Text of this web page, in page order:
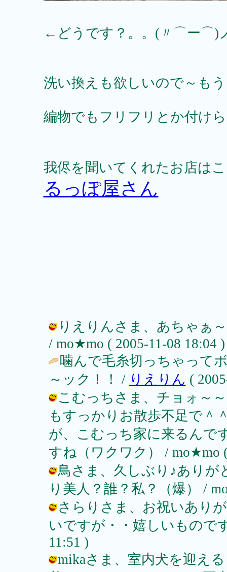
←どうです？。。(〃⌒ー⌒)
洗い換えも欲しいので～も
編物でもフリフリとか付け
我侭を聞いてくれたお店は
るっぽ屋さん
りえりんさま、あちゃぁ
/ mo★mo ( 2005-11-08 18:04 )
噛んで毛糸切っちゃって
～ック！！ / りえりん (
こむっちさま、チョォ～
もすっかりお散歩不足で＾
が、こむっち家に来るんで
すね（ワクワク） / mo★mo (
鳥さま、久しぶり♪ありが
り美人？誰？私？（爆） /
さらりさま、お祝いあり
いですが・・嬉しいもので
11:51 )
mikaさま、室内犬を迎え